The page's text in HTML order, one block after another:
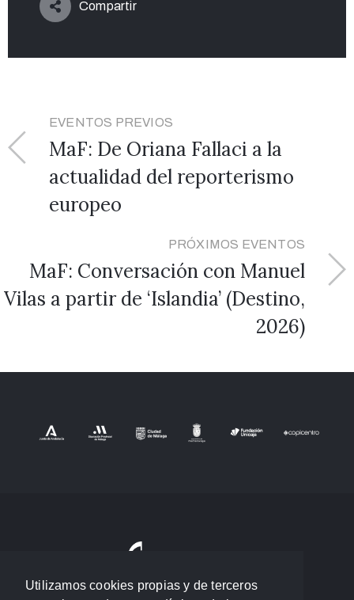
Utilizamos cookies propias y de terceros
Compartir
EVENTOS PREVIOS
MaF: De Oriana Fallaci a la
actualidad del reporterismo
europeo
PRÓXIMOS EVENTOS
MaF: Conversación con Manuel
Vilas a partir de ‘Islandia’ (Destino,
2026)